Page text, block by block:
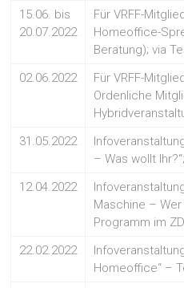
15.06. bis
20.07.2022
Für VRFF-
Homeoffice-
Beratung); via
02.06.2022
Für VRFF-
Ordenliche
31.05.2022
– Was wollt
12.04.2022
Maschine –
Programm im
22.02.2022
Homeoffice“ –